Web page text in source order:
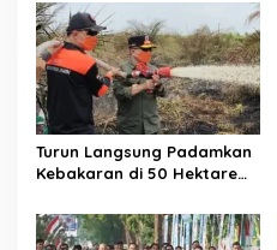
Turun Langsung Padamkan
Kebakaran di 50 Hektare
Minta Desa di Jambi Siaga
Karhutla